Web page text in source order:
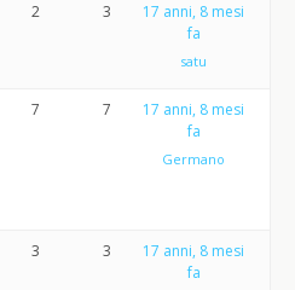
2 3
17 anni, 8 mesi
fa
satu
7 7
17 anni, 8 mesi
fa
Germano
3 3
17 anni, 8 mesi
fa